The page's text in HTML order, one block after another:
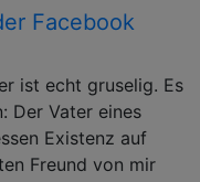
Facebook
ist echt gruselig. Es
Der Vater eines
Existenz auf
Freund von mir